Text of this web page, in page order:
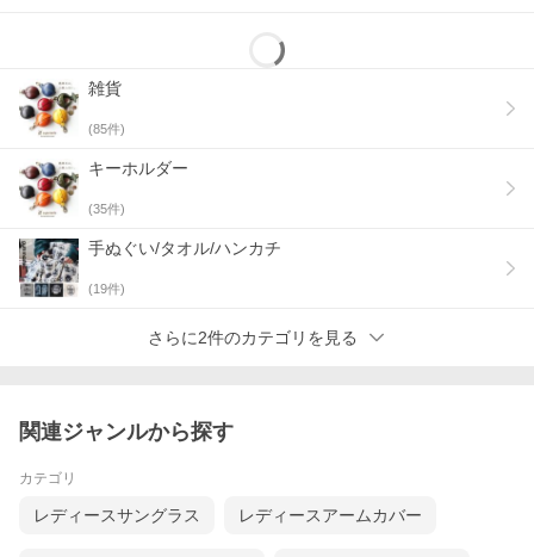
雑貨
(85件)
キーホルダー
(35件)
手ぬぐい/タオル/ハンカチ
(19件)
さらに2件のカテゴリを見る
関連ジャンルから探す
カテゴリ
レディースサングラス レディースアームカバー